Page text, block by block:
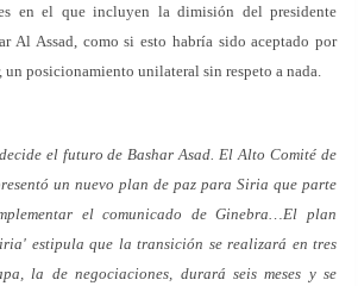
en el que incluyen la dimisión del presidente
Al Assad, como si esto habría sido aceptado por
un posicionamiento unilateral sin respeto a nada.
el futuro de Bashar Asad. El Alto Comité de
un nuevo plan de paz para Siria que parte
el comunicado de Ginebra…El plan
estipula que la transición se realizará en tres
la de negociaciones, durará seis meses y se